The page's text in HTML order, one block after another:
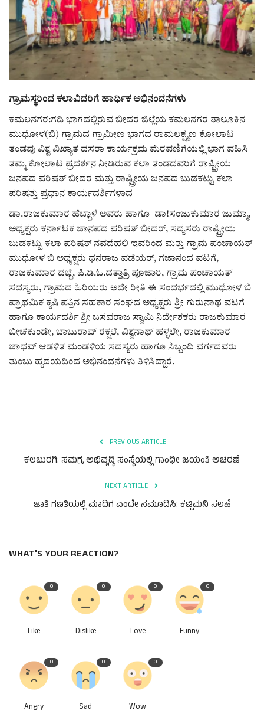
ರಾಜಕೀಯ
ಸುದ್ದಿ
ಪುಸ್ತಕ ಪರಿಚಯ
ಅಂಕಣ
ಸಾಧಕರ ಪರಿಚಯ
ಪತ್ರಕರ್ತರ ಪರಿಚಯ
ಸಂಪಾದಕೀಯ
ಕವನ
Digital Subscription
ಗ್ರಾಮಸ್ಥರಿಂದ ಕಲಾವಿದರಿಗೆ ಹಾರ್ಧಿಕ ಅಭಿನಂದನೆಗಳು
ಕಮಲನಗರ:ಗಡಿ ಭಾಗದಲ್ಲಿರುವ ಬೀದರ ಜಿಲ್ಲೆಯ ಕಮಲನಗರ ತಾಲೂಕಿನ
ಮುಧೋಳ(ಬಿ) ಗ್ರಾಮದ ಗ್ರಾಮೀಣ ಭಾಗದ ರಾಮಲಕ್ಷ್ಮಣ ಕೋಲಾಟ
ತಂಡವು ವಿಶ್ವ ವಿಖ್ಯಾತ ದಸರಾ ಕಾರ್ಯಕ್ರಮ ಮೆರವಣಿಗೆಯಲ್ಲಿ ಭಾಗ ವಹಿಸಿ
ತಮ್ಮ ಕೋಲಾಟ ಪ್ರದರ್ಶನ ನೀಡಿರುವ ಕಲಾ ತಂಡದವರಿಗೆ ರಾಷ್ಟ್ರೀಯ
ಜನಪದ ಪರಿಷತ್ ಬೀದರ ಮತ್ತು ರಾಷ್ಟ್ರೀಯ ಜನಪದ ಬುಡಕಟ್ಟು ಕಲಾ
ಪರಿಷತ್ತು ಪ್ರಧಾನ ಕಾರ್ಯದರ್ಶಿಗಳಾದ
ಡಾ.ರಾಜಕುಮಾರ ಹೆಬ್ಬಾಳೆ ಅವರು ಹಾಗೂ ಡಾ!ಸಂಜುಕುಮಾರ ಜುಮ್ಮಾ,
ಅಧ್ಯಕ್ಷರು ಕರ್ನಾಟಕ ಜಾನಪದ ಪರಿಷತ್ ಬೀದರ್, ಸದ್ಯಸರು ರಾಷ್ಟ್ರೀಯ
ಬುಡಕಟ್ಟು ಕಲಾ ಪರಿಷತ್ ನವದೆಹಲಿ ಇವರಿಂದ ಮತ್ತು ಗ್ರಾಮ ಪಂಚಾಯತ್
ಮುಧೋಳ ಬಿ ಅಧ್ಯಕ್ಷರು ಧನರಾಜ ವಡೆಯರ್, ಗಜಾನಂದ ವಟಗೆ,
ರಾಜಕುಮಾರ ದಬ್ಬೆ, ಪಿ.ಡಿ.ಓ.ದತ್ತಾತ್ರಿ ಪೂಜಾರಿ, ಗ್ರಾಮ ಪಂಚಾಯತ್
ಸದಸ್ಯರು, ಗ್ರಾಮದ ಹಿರಿಯರು ಅದೇ ರೀತಿ ಈ ಸಂದರ್ಭದಲ್ಲಿ ಮುಧೋಳ ಬಿ
ಪ್ರಾಥಮಿಕ ಕೃಷಿ ಪತ್ತಿನ ಸಹಕಾರ ಸಂಘದ ಅಧ್ಯಕ್ಷರು ಶ್ರೀ ಗುರುನಾಥ ವಟಗೆ
ಹಾಗೂ ಕಾರ್ಯದರ್ಶಿ ಶ್ರೀ ಬಸವರಾಜ ಸ್ವಾಮಿ ನಿರ್ದೇಶಕರು ರಾಜಕುಮಾರ
ಬೀಚಕುಂಡೇ, ಬಾಬುರಾವ್ ರಕ್ಷಲೆ, ವಿಶ್ವನಾಥ್ ಹಳ್ಳಲೇ, ರಾಜಕುಮಾರ
ಜಾಧವ್ ಆಡಳಿತ ಮಂಡಳಿಯ ಸದಸ್ಯರು ಹಾಗೂ ಸಿಬ್ಬಂದಿ ವರ್ಗದವರು
ತುಂಬು ಹೃದಯದಿಂದ ಅಭಿನಂದನೆಗಳು ತಿಳಿಸಿದ್ದಾರೆ.
PREVIOUS ARTICLE
ಕಲಬುರಗಿ: ಸಮಗ್ರ ಅಭಿವೃದ್ಧಿ ಸಂಸ್ಥೆಯಲ್ಲಿ ಗಾಂಧೀ ಜಯಂತಿ ಆಚರಣೆ
NEXT ARTICLE
ಜಾತಿ ಗಣತಿಯಲ್ಲಿ ಮಾದಿಗ ಎಂದೇ ನಮೂದಿಸಿ: ಕಟ್ಟಿಮನಿ ಸಲಹೆ
WHAT'S YOUR REACTION?
0
Like
0
Dislike
0
Love
0
Funny
0
Angry
0
Sad
0
Wow